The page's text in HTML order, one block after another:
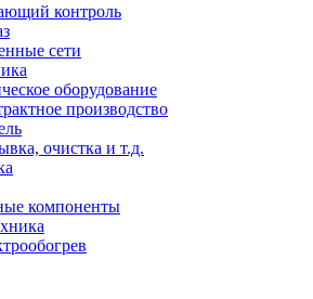
контроль
сети
оборудование
производство
очистка и т.д.
компоненты